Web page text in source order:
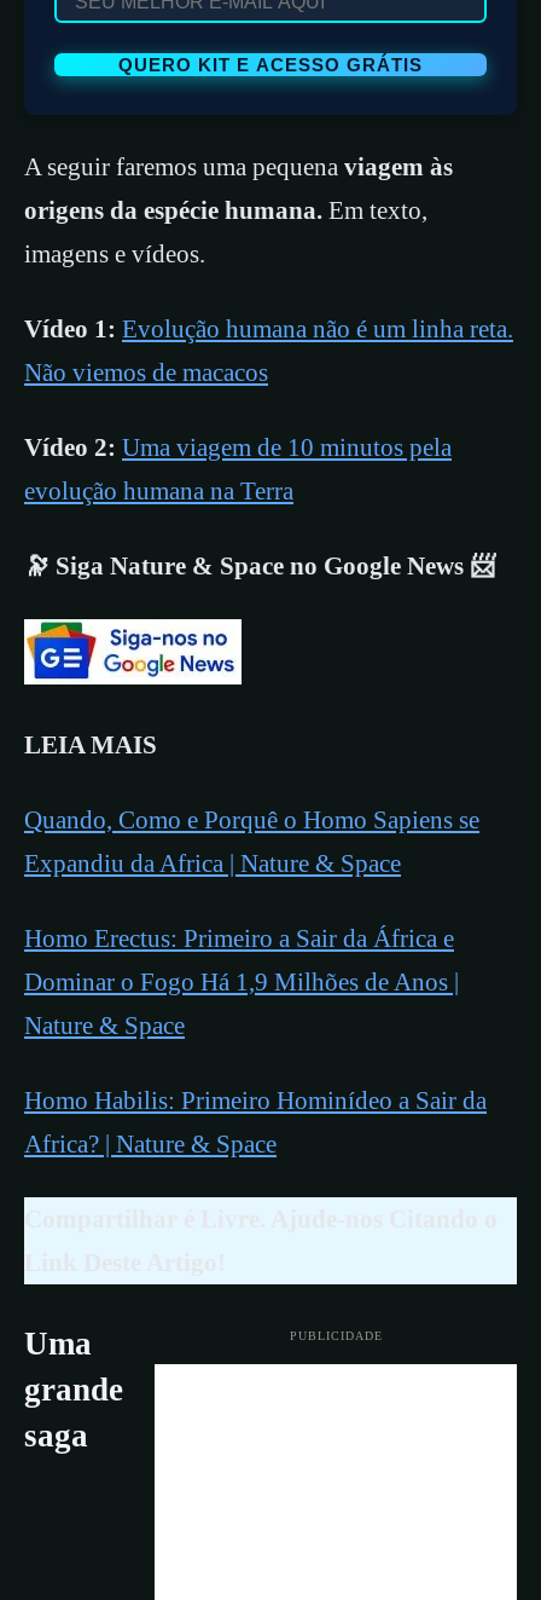
A seguir faremos uma pequena viagem às
origens da espécie humana. Em texto,
imagens e vídeos.
Vídeo 1: Evolução humana não é um linha reta.
Não viemos de macacos
Vídeo 2: Uma viagem de 10 minutos pela
evolução humana na Terra
🔭 Siga Nature & Space no Google News 📨
LEIA MAIS
Quando, Como e Porquê o Homo Sapiens se
Expandiu da Africa | Nature & Space
Homo Erectus: Primeiro a Sair da África e
Dominar o Fogo Há 1,9 Milhões de Anos |
Nature & Space
Homo Habilis: Primeiro Hominídeo a Sair da
Africa? | Nature & Space
PUBLICIDADE
Uma
grande
saga